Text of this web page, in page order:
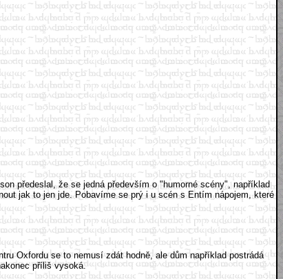
předeslal, že se jedná především o "humorné scény", například
jak to jen jde. Pobavíme se prý i u scén s Entím nápojem, které
Oxfordu se to nemusí zdát hodně, ale dům například postrádá
příliš vysoká.